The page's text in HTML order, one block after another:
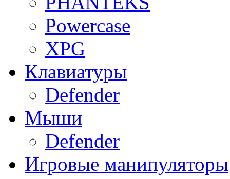
Powercase
XPG
Клавиатуры
Defender
Мыши
Defender
Игровые манипуляторы